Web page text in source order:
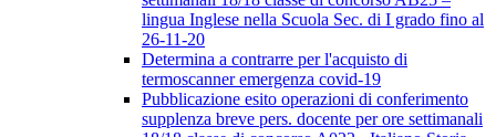
lingua Inglese nella Scuola Sec. di I grado fino al
26-11-20
Determina a contrarre per l'acquisto di
termoscanner emergenza covid-19
Pubblicazione esito operazioni di conferimento
supplenza breve pers. docente per ore settimanali